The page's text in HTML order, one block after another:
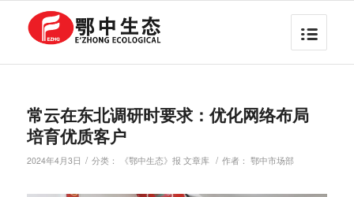
常云在东北调研时要求：优化网络布局
培育优质客户
2024年4月3日 / 分类： 《鄂中生态》报 文章库 / 作者： 鄂中市场部